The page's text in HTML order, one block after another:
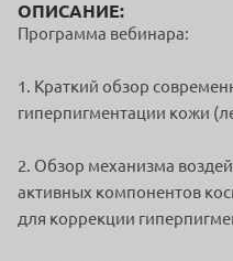
ОПИСАНИЕ:
Программа вебинара:
1. Краткий обзор
гиперпигментации кожи
2. Обзор механизма
активных компонентов
для коррекции